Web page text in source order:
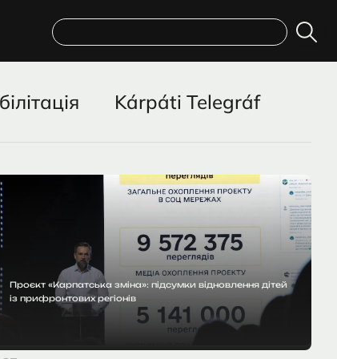
Пошук
Kárpáti Telegráf
Проєкт «Карпатська зміна»: підсумки відновлення дітей
із прифронтових регіонів